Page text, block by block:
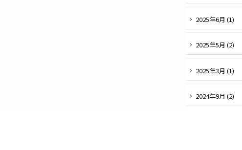
2025年6月 (1)
2025年5月 (2)
2025年3月 (1)
2024年9月 (2)